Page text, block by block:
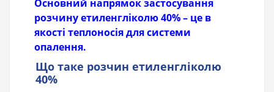
Основний напрямок застосування
розчину етиленгліколю 40% – це в
якості теплоносія для системи
опалення.
Що таке розчин етиленгліколю
40%